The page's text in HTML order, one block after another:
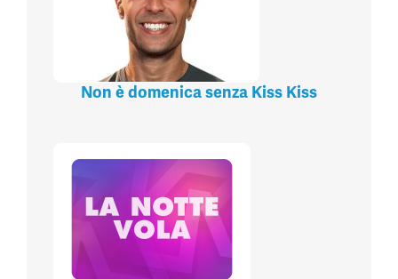
Non è domenica senza Kiss Kiss